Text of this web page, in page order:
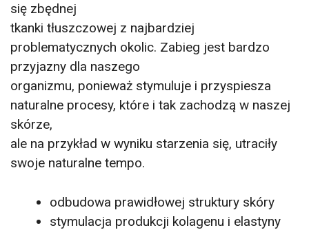
się zbędnej
tkanki tłuszczowej z najbardziej
problematycznych okolic. Zabieg jest bardzo
przyjazny dla naszego
organizmu, ponieważ stymuluje i przyspiesza
naturalne procesy, które i tak zachodzą w naszej
skórze,
ale na przykład w wyniku starzenia się, utraciły
swoje naturalne tempo.
odbudowa prawidłowej struktury skóry
stymulacja produkcji kolagenu i elastyny